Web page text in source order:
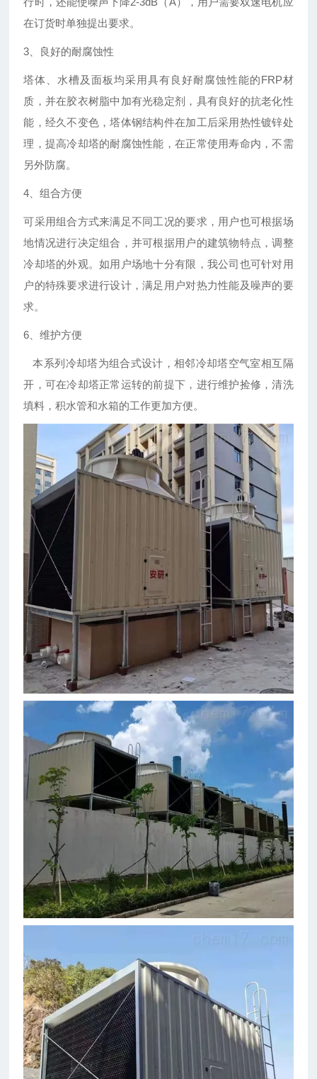
在订货时单独提出要求。
3、良好的耐腐蚀性
塔体、水槽及面板均采用具有良好耐腐蚀性能的FRP材
质，并在胶衣树脂中加有光稳定剂，具有良好的抗老化性
能，经久不变色，塔体钢结构件在加工后采用热性镀锌处
理，提高冷却塔的耐腐蚀性能，在正常使用寿命内，不需
另外防腐。
4、组合方便
可采用组合方式来满足不同工况的要求，用户也可根据场
地情况进行决定组合，并可根据用户的建筑物特点，调整
冷却塔的外观。如用户场地十分有限，我公司也可针对用
户的特殊要求进行设计，满足用户对热力性能及噪声的要
求。
6、维护方便
本系列冷却塔为组合式设计，相邻冷却塔空气室相互隔
开，可在冷却塔正常运转的前提下，进行维护捡修，清洗
填料，积水管和水箱的工作更加方便。